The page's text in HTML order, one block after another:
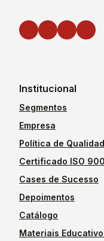
Institucional
Segmentos
Empresa
Política de
Certificado ISO
Cases de Sucesso
Depoimentos
Catálogo
Materiais